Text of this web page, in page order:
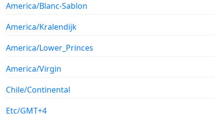
America/Blanc-Sablon
America/Kralendijk
America/Lower_Princes
America/Virgin
Chile/Continental
Etc/GMT+4